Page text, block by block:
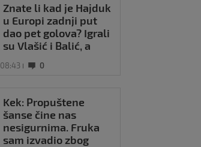
Znate li kad je Hajduk
u Europi zadnji put
dao pet golova? Igrali
su Vlašić i Balić, a
08:43 0
Kek: Propuštene
šanse čine nas
nesigurnima. Fruka
sam izvadio zbog